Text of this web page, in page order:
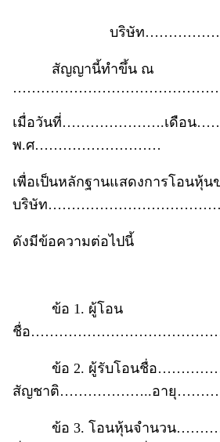
บริษัท
สัญญานี้ทำขึ้น ณ
เมื่อวันที่………………….เดื
พ.ศ………………………
เพื่อเป็นหลักฐานแสดงการโอนหุ้น
บริษัท
ดังมีข้อความต่อไปนี้
ข้อ 1. ผู้โอน
ชื่อ
ข้อ 2. ผู้รับโอนชื่อ
สัญชาติ………………..อายุ
ข้อ 3. โอนหุ้นจำนวน………….